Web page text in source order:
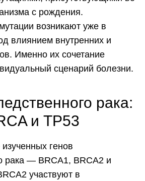
с рождения.
возникают уже в
влиянием внутренних и
Именно их сочетание
сценарий болезни.
рака:
и TP53
генов
рака — BRCA1, BRCA2 и
участвуют в